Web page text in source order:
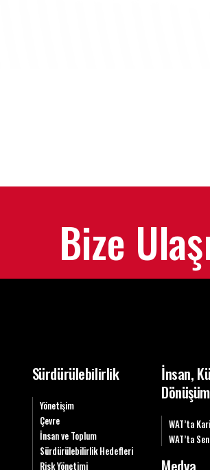
Bize
Sürdürülebilirlik
Yönetişim
Çevre
İnsan ve Toplum
Sürdürülebilirlik Hedefleri
Risk Yönetimi
İnsan,
Dönüşüm
WAT’ta
WAT’ta
Medya